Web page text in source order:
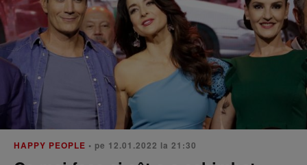
HAPPY PEOPLE • pe 12.01.2022 la 21:30